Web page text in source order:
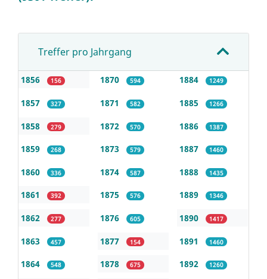
Treffer pro Jahrgang
1856 156
1857 327
1858 279
1859 268
1860 336
1861 392
1862 277
1863 457
1864 548
1870 594
1871 582
1872 570
1873 579
1874 587
1875 576
1876 605
1877 154
1878 675
1884 1249
1885 1266
1886 1387
1887 1460
1888 1435
1889 1346
1890 1417
1891 1460
1892 1260